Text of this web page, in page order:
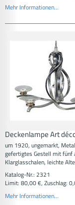
Mehr Informationen...
Deckenlampe Art
um 1920, ungemarkt,
gefertigtes Gestell mit fünf
Klarglasschalen, leichte
Katalog-Nr.: 2321
Limit: 80,00 €, Zuschlag:
Mehr Informationen...